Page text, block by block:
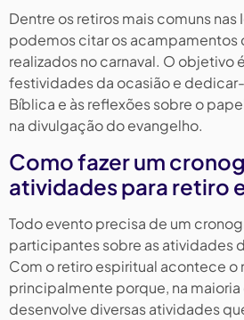
Dentre os retiros mais comuns nas
podemos citar os acampamentos
realizados no carnaval. O objetivo
festividades da ocasião e
Bíblica e às reflexões sobre o
na divulgação do evangelho.
Como fazer um
atividades para retiro
Todo evento precisa de um
participantes sobre as atividades
Com o retiro espiritual acontece o
principalmente porque, na maioria
desenvolve diversas atividades